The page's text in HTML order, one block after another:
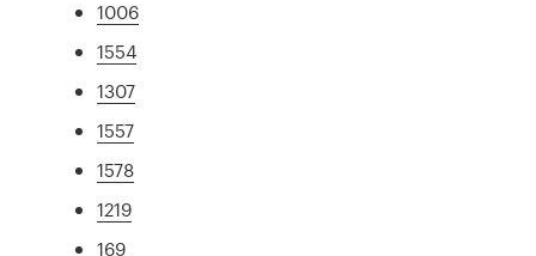
1006
1554
1307
1557
1578
1219
169